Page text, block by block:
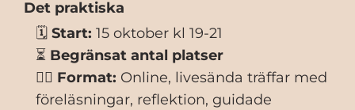
Det praktiska
🗓 Start: 15 oktober kl 19-21
⏳ Begränsat antal platser
🧘‍♀️ Format: Online, livesända träffar med
föreläsningar, reflektion, guidade